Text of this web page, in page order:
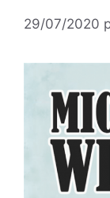
29/07/2020